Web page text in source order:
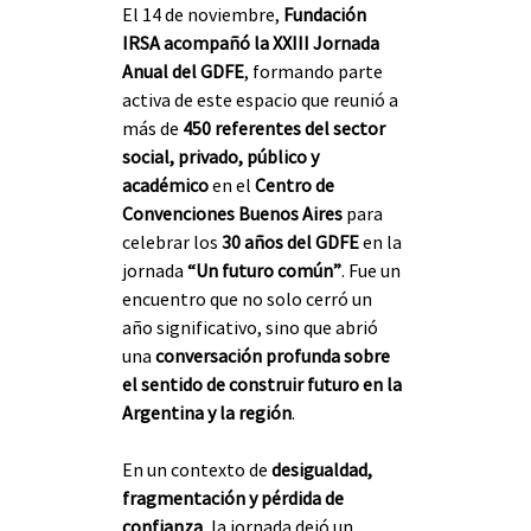
El 14 de noviembre, Fundación
IRSA acompañó la XXIII Jornada
Anual del GDFE, formando parte
activa de este espacio que reunió a
más de 450 referentes del sector
social, privado, público y
académico en el Centro de
Convenciones Buenos Aires para
celebrar los 30 años del GDFE en la
jornada “Un futuro común”. Fue un
encuentro que no solo cerró un
año significativo, sino que abrió
una conversación profunda sobre
el sentido de construir futuro en la
Argentina y la región.
En un contexto de desigualdad,
fragmentación y pérdida de
confianza, la jornada dejó un